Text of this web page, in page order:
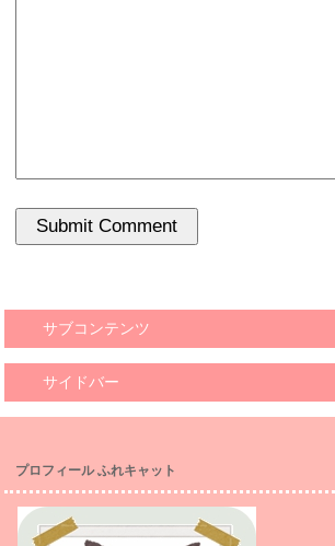
サブコンテンツ
サイドバー
プロフィール ふれキャット